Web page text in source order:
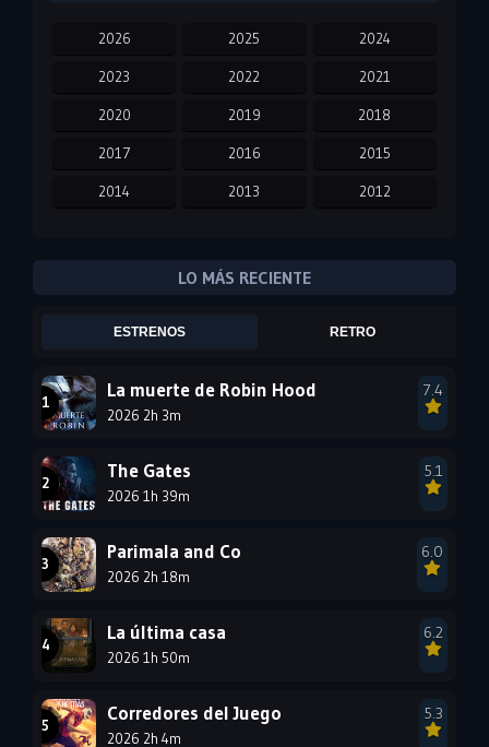
2026 2025 2024
2023 2022 2021
2020 2019 2018
2017 2016 2015
2014 2013 2012
2007
1999 1998
1996
1990
1984
1978
LO MÁS RECIENTE
ESTRENOS RETRO
La muerte de Robin Hood
2026 2h 3m
7.4
The Gates
2026 1h 39m
5.1
Parimala and Co
2026 2h 18m
6.0
La última casa
2026 1h 50m
6.2
Corredores del Juego
2026 2h 4m
5.3